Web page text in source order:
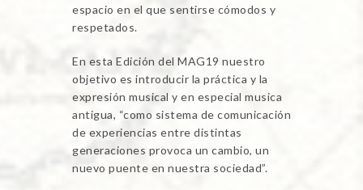
espacio en el que sentirse cómodos y
respetados.
En esta Edición del MAG19 nuestro
objetivo es introducir la práctica y la
expresión musical y en especial musica
antigua, “como sistema de comunicación
de experiencias entre distintas
generaciones provoca un cambio, un
nuevo puente en nuestra sociedad”.